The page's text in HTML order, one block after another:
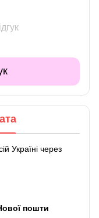
Україні через
пошти